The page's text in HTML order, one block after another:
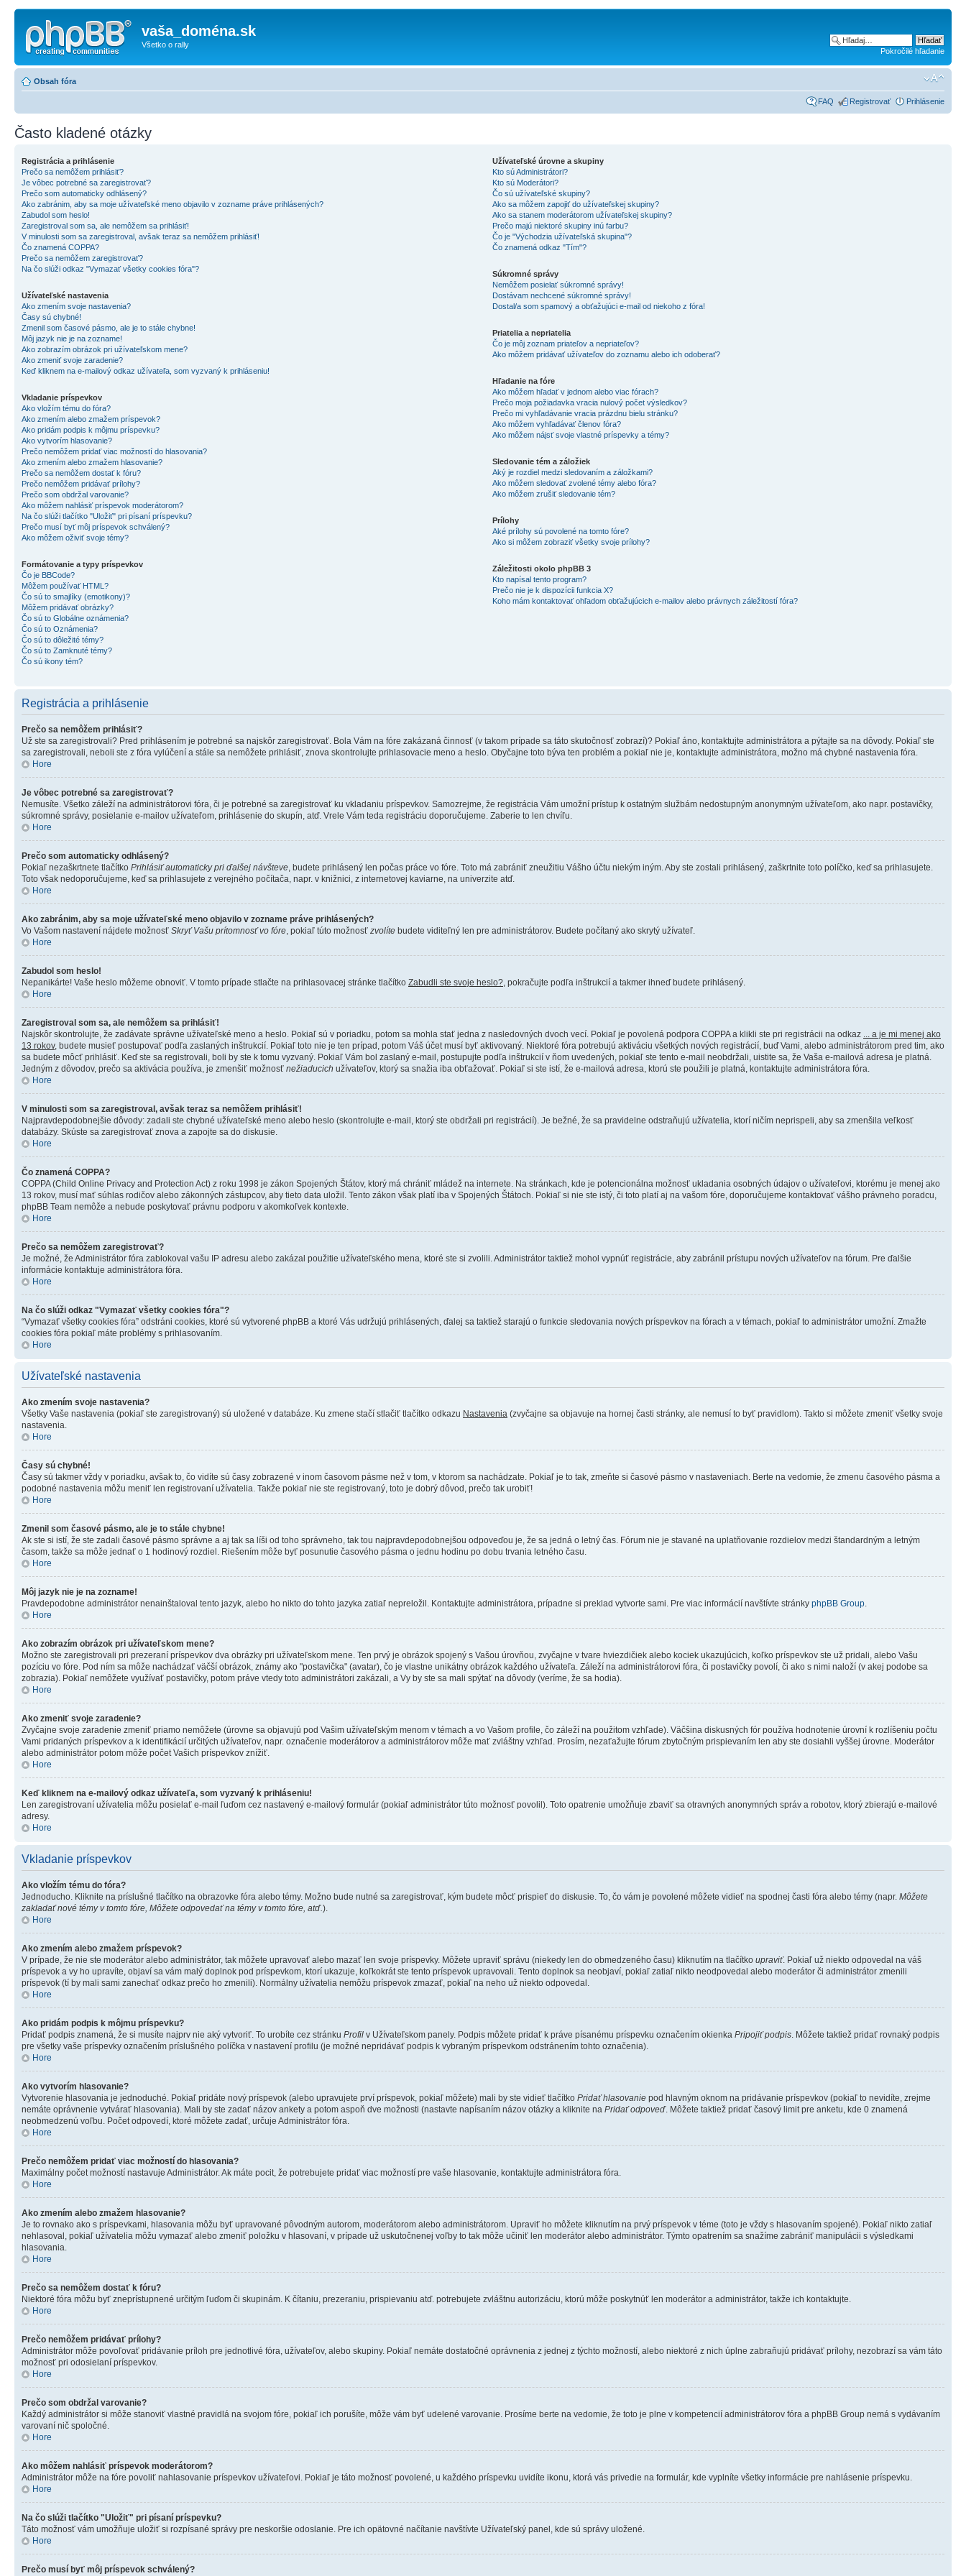
vaša_doména.sk
Všetko o rally
Pokročilé hľadanie
Obsah fóra
FAQ Registrovať Prihlásenie
Často kladené otázky
Registrácia a prihlásenie
Prečo sa nemôžem prihlásiť?
Je vôbec potrebné sa zaregistrovať?
Prečo som automaticky odhlásený?
Ako zabránim, aby sa moje užívateľské meno objavilo v zozname práve prihlásených?
Zabudol som heslo!
Zaregistroval som sa, ale nemôžem sa prihlásiť!
V minulosti som sa zaregistroval, avšak teraz sa nemôžem prihlásiť!
Čo znamená COPPA?
Prečo sa nemôžem zaregistrovať?
Na čo slúži odkaz "Vymazať všetky cookies fóra"?
Užívateľské nastavenia
Ako zmením svoje nastavenia?
Časy sú chybné!
Zmenil som časové pásmo, ale je to stále chybne!
Môj jazyk nie je na zozname!
Ako zobrazím obrázok pri užívateľskom mene?
Ako zmeniť svoje zaradenie?
Keď kliknem na e-mailový odkaz užívateľa, som vyzvaný k prihláseniu!
Vkladanie príspevkov
Ako vložím tému do fóra?
Ako zmením alebo zmažem príspevok?
Ako pridám podpis k môjmu príspevku?
Ako vytvorím hlasovanie?
Prečo nemôžem pridať viac možností do hlasovania?
Ako zmením alebo zmažem hlasovanie?
Prečo sa nemôžem dostať k fóru?
Prečo nemôžem pridávať prílohy?
Prečo som obdržal varovanie?
Ako môžem nahlásiť príspevok moderátorom?
Na čo slúži tlačítko "Uložiť" pri písaní príspevku?
Prečo musí byť môj príspevok schválený?
Ako môžem oživiť svoje témy?
Formátovanie a typy príspevkov
Čo je BBCode?
Môžem používať HTML?
Čo sú to smajlíky (emotikony)?
Môžem pridávať obrázky?
Čo sú to Globálne oznámenia?
Čo sú to Oznámenia?
Čo sú to dôležité témy?
Čo sú to Zamknuté témy?
Čo sú ikony tém?
Užívateľské úrovne a skupiny
Kto sú Administrátori?
Kto sú Moderátori?
Čo sú užívateľské skupiny?
Ako sa môžem zapojiť do užívateľskej skupiny?
Ako sa stanem moderátorom užívateľskej skupiny?
Prečo majú niektoré skupiny inú farbu?
Čo je "Východzia užívateľská skupina"?
Čo znamená odkaz "Tím"?
Súkromné správy
Nemôžem posielať súkromné správy!
Dostávam nechcené súkromné správy!
Dostal/a som spamový a obťažujúci e-mail od niekoho z fóra!
Priatelia a nepriatelia
Čo je môj zoznam priateľov a nepriateľov?
Ako môžem pridávať užívateľov do zoznamu alebo ich odoberať?
Hľadanie na fóre
Ako môžem hľadať v jednom alebo viac fórach?
Prečo moja požiadavka vracia nulový počet výsledkov?
Prečo mi vyhľadávanie vracia prázdnu bielu stránku?
Ako môžem vyhľadávať členov fóra?
Ako môžem nájsť svoje vlastné príspevky a témy?
Sledovanie tém a záložiek
Aký je rozdiel medzi sledovaním a záložkami?
Ako môžem sledovať zvolené témy alebo fóra?
Ako môžem zrušiť sledovanie tém?
Prílohy
Aké prílohy sú povolené na tomto fóre?
Ako si môžem zobraziť všetky svoje prílohy?
Záležitosti okolo phpBB 3
Kto napísal tento program?
Prečo nie je k dispozícii funkcia X?
Koho mám kontaktovať ohľadom obťažujúcich e-mailov alebo právnych záležitostí fóra?
Registrácia a prihlásenie
Prečo sa nemôžem prihlásiť?
Už ste sa zaregistrovali? Pred prihlásením je potrebné sa najskôr zaregistrovať. Bola Vám na fóre zakázaná činnosť (v takom prípade sa táto skutočnosť zobrazí)? Pokiaľ áno, kontaktujte administrátora a pýtajte sa na dôvody. Pokiaľ ste
sa zaregistrovali, neboli ste z fóra vylúčení a stále sa nemôžete prihlásiť, znova skontrolujte prihlasovacie meno a heslo. Obyčajne toto býva ten problém a pokiaľ nie je, kontaktujte administrátora, možno má chybné nastavenia fóra.
Hore
Je vôbec potrebné sa zaregistrovať?
Nemusíte. Všetko záleží na administrátorovi fóra, či je potrebné sa zaregistrovať ku vkladaniu príspevkov. Samozrejme, že registrácia Vám umožní prístup k ostatným službám nedostupným anonymným užívateľom, ako napr. postavičky,
súkromné správy, posielanie e-mailov užívateľom, prihlásenie do skupín, atď. Vrele Vám teda registráciu doporučujeme. Zaberie to len chvíľu.
Hore
Prečo som automaticky odhlásený?
Pokiaľ nezaškrtnete tlačítko Prihlásiť automaticky pri ďalšej návšteve , budete prihlásený len počas práce vo fóre. Toto má zabrániť zneužitiu Vášho účtu niekým iným. Aby ste zostali prihlásený, zaškrtnite toto políčko, keď sa prihlasujete.
Toto však nedoporučujeme, keď sa prihlasujete z verejného počítača, napr. v knižnici, z internetovej kaviarne, na univerzite atď.
Hore
Ako zabránim, aby sa moje užívateľské meno objavilo v zozname práve prihlásených?
Vo Vašom nastavení nájdete možnosť Skryť Vašu prítomnosť vo fóre , pokiaľ túto možnosť zvolíte budete viditeľný len pre administrátorov. Budete počítaný ako skrytý užívateľ.
Hore
Zabudol som heslo!
Nepanikárte! Vaše heslo môžeme obnoviť. V tomto prípade stlačte na prihlasovacej stránke tlačítko Zabudli ste svoje heslo? , pokračujte podľa inštrukcií a takmer ihneď budete prihlásený.
Hore
Zaregistroval som sa, ale nemôžem sa prihlásiť!
Najskôr skontrolujte, že zadávate správne užívateľské meno a heslo. Pokiaľ sú v poriadku, potom sa mohla stať jedna z nasledovných dvoch vecí. Pokiaľ je povolená podpora COPPA a klikli ste pri registrácii na odkaz
... a je mi menej ako
13 rokov, budete musieť postupovať podľa zaslaných inštrukcií. Pokiaľ toto nie je ten prípad, potom Váš účet musí byť aktivovaný. Niektoré fóra potrebujú aktiváciu všetkých nových registrácií, buď Vami, alebo administrátorom pred tim, ako
sa budete môcť prihlásiť. Keď ste sa registrovali, boli by ste k tomu vyzvaný. Pokiaľ Vám bol zaslaný e-mail, postupujte podľa inštrukcií v ňom uvedených, pokiaľ ste tento e-mail neobdržali, uistite sa, že Vaša e-mailová adresa je platná.
Jedným z dôvodov, prečo sa aktivácia používa, je zmenšiť možnosť nežiaducich užívateľov, ktorý sa snažia iba obťažovať. Pokiaľ si ste istí, že e-mailová adresa, ktorú ste použili je platná, kontaktujte administrátora fóra.
Hore
V minulosti som sa zaregistroval, avšak teraz sa nemôžem prihlásiť!
Najpravdepodobnejšie dôvody: zadali ste chybné užívateľské meno alebo heslo (skontrolujte e-mail, ktorý ste obdržali pri registrácií). Je bežné, že sa pravidelne odstraňujú užívatelia, ktorí ničím neprispeli, aby sa zmenšila veľkosť
databázy. Skúste sa zaregistrovať znova a zapojte sa do diskusie.
Hore
Čo znamená COPPA?
COPPA (Child Online Privacy and Protection Act) z roku 1998 je zákon Spojených Štátov, ktorý má chrániť mládež na internete. Na stránkach, kde je potencionálna možnosť ukladania osobných údajov o užívateľovi, ktorému je menej ako
13 rokov, musí mať súhlas rodičov alebo zákonných zástupcov, aby tieto data uložil. Tento zákon však platí iba v Spojených Štátoch. Pokiaľ si nie ste istý, či toto platí aj na vašom fóre, doporučujeme kontaktovať vášho právneho poradcu,
phpBB Team nemôže a nebude poskytovať právnu podporu v akomkoľvek kontexte.
Hore
Prečo sa nemôžem zaregistrovať?
Je možné, že Administrátor fóra zablokoval vašu IP adresu alebo zakázal použitie užívateľského mena, ktoré ste si zvolili. Administrátor taktiež mohol vypnúť registrácie, aby zabránil prístupu nových užívateľov na fórum. Pre ďalšie
informácie kontaktuje administrátora fóra.
Hore
Na čo slúži odkaz "Vymazať všetky cookies fóra"?
“Vymazať všetky cookies fóra” odstráni cookies, ktoré sú vytvorené phpBB a ktoré Vás udržujú prihlásených, ďalej sa taktiež starajú o funkcie sledovania nových príspevkov na fórach a v témach, pokiaľ to administrátor umožní. Zmažte
cookies fóra pokiaľ máte problémy s prihlasovaním.
Hore
Užívateľské nastavenia
Ako zmením svoje nastavenia?
Všetky Vaše nastavenia (pokiaľ ste zaregistrovaný) sú uložené v databáze. Ku zmene stačí stlačiť tlačítko odkazu Nastavenia (zvyčajne sa objavuje na hornej časti stránky, ale nemusí to byť pravidlom). Takto si môžete zmeniť všetky svoje
nastavenia.
Hore
Časy sú chybné!
Časy sú takmer vždy v poriadku, avšak to, čo vidíte sú časy zobrazené v inom časovom pásme než v tom, v ktorom sa nachádzate. Pokiaľ je to tak, zmeňte si časové pásmo v nastaveniach. Berte na vedomie, že zmenu časového pásma a
podobné nastavenia môžu meniť len registrovaní užívatelia. Takže pokiaľ nie ste registrovaný, toto je dobrý dôvod, prečo tak urobiť!
Hore
Zmenil som časové pásmo, ale je to stále chybne!
Ak ste si istí, že ste zadali časové pásmo správne a aj tak sa líši od toho správneho, tak tou najpravdepodobnejšou odpoveďou je, že sa jedná o letný čas. Fórum nie je stavané na uplatňovanie rozdielov medzi štandardným a letným
časom, takže sa môže jednať o 1 hodinový rozdiel. Riešením môže byť posunutie časového pásma o jednu hodinu po dobu trvania letného času.
Hore
Môj jazyk nie je na zozname!
Pravdepodobne administrátor nenainštaloval tento jazyk, alebo ho nikto do tohto jazyka zatiaľ nepreložil. Kontaktujte administrátora, prípadne si preklad vytvorte sami. Pre viac informácií navštívte stránky phpBB Group
Hore
Ako zobrazím obrázok pri užívateľskom mene?
Možno ste zaregistrovali pri prezeraní príspevkov dva obrázky pri užívateľskom mene. Ten prvý je obrázok spojený s Vašou úrovňou, zvyčajne v tvare hviezdičiek alebo kociek ukazujúcich, koľko príspevkov ste už pridali, alebo Vašu
pozíciu vo fóre. Pod ním sa môže nachádzať väčší obrázok, známy ako "postavička" (avatar), čo je vlastne unikátny obrázok každého užívateľa. Záleží na administrátorovi fóra, či postavičky povolí, či ako s nimi naloží (v akej podobe sa
zobrazia). Pokiaľ nemôžete využívať postavičky, potom práve vtedy toto administrátori zakázali, a Vy by ste sa mali spýtať na dôvody (veríme, že sa hodia).
Hore
Ako zmeniť svoje zaradenie?
Zvyčajne svoje zaradenie zmeniť priamo nemôžete (úrovne sa objavujú pod Vašim užívateľským menom v témach a vo Vašom profile, čo záleží na použitom vzhľade). Väčšina diskusných fór používa hodnotenie úrovní k rozlíšeniu počtu
Vami pridaných príspevkov a k identifikácií určitých užívateľov, napr. označenie moderátorov a administrátorov môže mať zvláštny vzhľad. Prosím, nezaťažujte fórum zbytočným prispievaním len aby ste dosiahli vyššej úrovne. Moderátor
alebo administrátor potom môže počet Vašich príspevkov znížiť.
Hore
Keď kliknem na e-mailový odkaz užívateľa, som vyzvaný k prihláseniu!
Len zaregistrovaní užívatelia môžu posielať e-mail ľuďom cez nastavený e-mailový formulár (pokiaľ administrátor túto možnosť povolil). Toto opatrenie umožňuje zbaviť sa otravných anonymných správ a robotov, ktorý zbierajú e-mailové
adresy.
Hore
Vkladanie príspevkov
Ako vložím tému do fóra?
Jednoducho. Kliknite na príslušné tlačítko na obrazovke fóra alebo témy. Možno bude nutné sa zaregistrovať, kým budete môcť prispieť do diskusie. To, čo vám je povolené môžete vidieť na spodnej časti fóra alebo témy (napr. Môžete
zakladať nové témy v tomto fóre, Môžete odpovedať na témy v tomto fóre, atď.).
Hore
Ako zmením alebo zmažem príspevok?
V prípade, že nie ste moderátor alebo administrátor, tak môžete upravovať alebo mazať len svoje príspevky. Môžete upraviť správu (niekedy len do obmedzeného času) kliknutím na tlačítko upraviť. Pokiaľ už niekto odpovedal na váš
príspevok a vy ho upravíte, objaví sa vám malý doplnok pod príspevkom, ktorí ukazuje, koľkokrát ste tento príspevok upravovali. Tento doplnok sa neobjaví, pokiaľ zatiaľ nikto neodpovedal alebo moderátor či administrátor zmenili
príspevok (tí by mali sami zanechať odkaz prečo ho zmenili). Normálny užívatelia nemôžu príspevok zmazať, pokiaľ na neho už niekto odpovedal.
Hore
Ako pridám podpis k môjmu príspevku?
Pridať podpis znamená, že si musíte najprv nie aký vytvoriť. To urobíte cez stránku Profil v Užívateľskom panely. Podpis môžete pridať k práve písanému príspevku označením okienka Pripojiť podpis . Môžete taktiež pridať rovnaký podpis
pre všetky vaše príspevky označením príslušného políčka v nastavení profilu (je možné nepridávať podpis k vybraným príspevkom odstránením tohto označenia).
Hore
Ako vytvorím hlasovanie?
Vytvorenie hlasovania je jednoduché. Pokiaľ pridáte nový príspevok (alebo upravujete prví príspevok, pokiaľ môžete) mali by ste vidieť tlačítko Pridať hlasovanie pod hlavným oknom na pridávanie príspevkov (pokiaľ to nevidíte, zrejme
nemáte oprávnenie vytvárať hlasovania). Mali by ste zadať názov ankety a potom aspoň dve možnosti (nastavte napísaním názov otázky a kliknite na Pridať odpoveď. Môžete taktiež pridať časový limit pre anketu, kde 0 znamená
neobmedzenú voľbu. Počet odpovedí, ktoré môžete zadať, určuje Administrátor fóra.
Hore
Prečo nemôžem pridať viac možností do hlasovania?
Maximálny počet možností nastavuje Administrátor. Ak máte pocit, že potrebujete pridať viac možností pre vaše hlasovanie, kontaktujte administrátora fóra.
Hore
Ako zmením alebo zmažem hlasovanie?
Je to rovnako ako s príspevkami, hlasovania môžu byť upravované pôvodným autorom, moderátorom alebo administrátorom. Upraviť ho môžete kliknutím na prvý príspevok v téme (toto je vždy s hlasovaním spojené). Pokiaľ nikto zatiaľ
nehlasoval, pokiaľ užívatelia môžu vymazať alebo zmeniť položku v hlasovaní, v prípade už uskutočnenej voľby to tak môže učiniť len moderátor alebo administrátor. Týmto opatrením sa snažíme zabrániť manipulácii s výsledkami
hlasovania.
Hore
Prečo sa nemôžem dostať k fóru?
Niektoré fóra môžu byť zneprístupnené určitým ľuďom či skupinám. K čítaniu, prezeraniu, prispievaniu atď. potrebujete zvláštnu autorizáciu, ktorú môže poskytnúť len moderátor a administrátor, takže ich kontaktujte.
Hore
Prečo nemôžem pridávať prílohy?
Administrátor môže povoľovať pridávanie príloh pre jednotlivé fóra, užívateľov, alebo skupiny. Pokiaľ nemáte dostatočné oprávnenia z jednej z týchto možností, alebo niektoré z nich úplne zabraňujú pridávať prílohy, nezobrazí sa vám táto
možnosť pri odosielaní príspevkov.
Hore
Prečo som obdržal varovanie?
Každý administrátor si môže stanoviť vlastné pravidlá na svojom fóre, pokiaľ ich porušíte, môže vám byť udelené varovanie. Prosíme berte na vedomie, že toto je plne v kompetencií administrátorov fóra a phpBB Group nemá s vydávaním
varovaní nič spoločné.
Hore
Ako môžem nahlásiť príspevok moderátorom?
Administrátor môže na fóre povoliť nahlasovanie príspevkov užívateľovi. Pokiaľ je táto možnosť povolené, u každého príspevku uvidíte ikonu, ktorá vás privedie na formulár, kde vyplníte všetky informácie pre nahlásenie príspevku.
Hore
Na čo slúži tlačítko "Uložiť" pri písaní príspevku?
Táto možnosť vám umožňuje uložiť si rozpísané správy pre neskoršie odoslanie. Pre ich opätovné načítanie navštívte Užívateľský panel, kde sú správy uložené.
Hore
Prečo musí byť môj príspevok schválený?